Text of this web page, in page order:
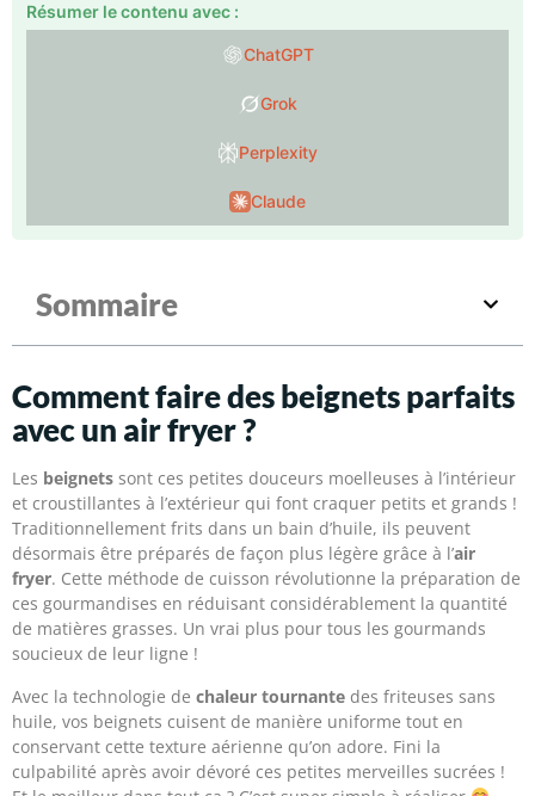
Résumer le contenu avec :
ChatGPT
Grok
Perplexity
Claude
Sommaire
Comment faire des beignets parfaits
avec un air fryer ?
Les beignets sont ces petites douceurs moelleuses à l’intérieur
et croustillantes à l’extérieur qui font craquer petits et grands !
Traditionnellement frits dans un bain d’huile, ils peuvent
désormais être préparés de façon plus légère grâce à l’air
fryer. Cette méthode de cuisson révolutionne la préparation de
ces gourmandises en réduisant considérablement la quantité
de matières grasses. Un vrai plus pour tous les gourmands
soucieux de leur ligne !
Avec la technologie de chaleur tournante des friteuses sans
huile, vos beignets cuisent de manière uniforme tout en
conservant cette texture aérienne qu’on adore. Fini la
culpabilité après avoir dévoré ces petites merveilles sucrées !